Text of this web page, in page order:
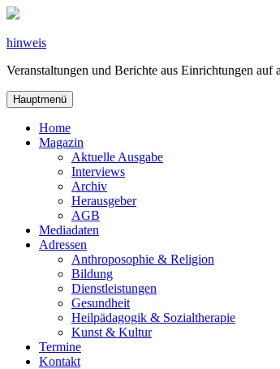
Zum
springen
hinweis
Veranstaltungen und Berichte aus Einrichtungen
Hauptmenü
Home
Magazin
Aktuelle Ausgabe
Interviews
Archiv
Herausgeber
AGB
Mediadaten
Adressen
Anthroposophie & Religion
Bildung
Dienstleistungen
Gesundheit
Heilpädagogik & Sozialtherapie
Kunst & Kultur
Termine
Kontakt